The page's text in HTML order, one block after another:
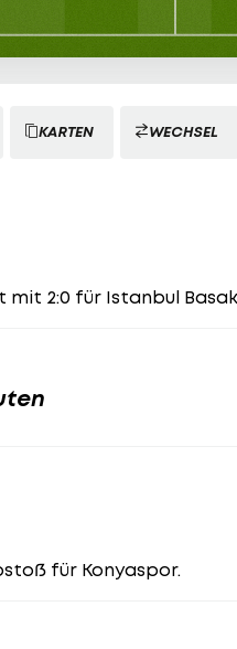
KARTEN WECHSEL
2:0 für Istanbul
für Konyaspor.